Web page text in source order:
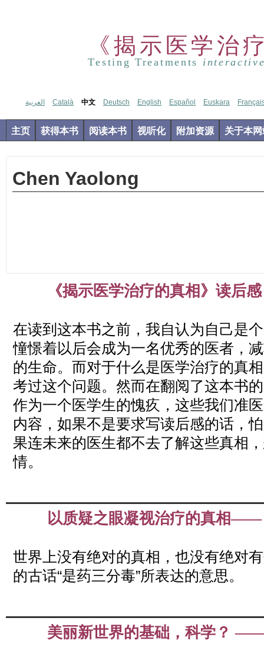
《揭示医学治
Testing Treatments
العربية Català 中文 Deutsch English Español Euskara
主页 获得本书 阅读本书 视听化 附加资源 关于本网
Chen Yaolong
《揭示医学治疗的真相》读后感
在读到这本书之前，我自认为自己是
憧憬着以后会成为一名优秀的医者，
的生命。而对于什么是医学治疗的真
考过这个问题。然而在翻阅了这本书
作为一个医学生的愧疚，这些我们准
内容，如果不是要求写读后感的话，
果连未来的医生都不去了解这些真相
情。
以质疑之眼凝视治疗的真相
世界上没有绝对的真相，也没有绝对
的古话“是药三分毒”所表达的意思。
美丽新世界的基础，科学？